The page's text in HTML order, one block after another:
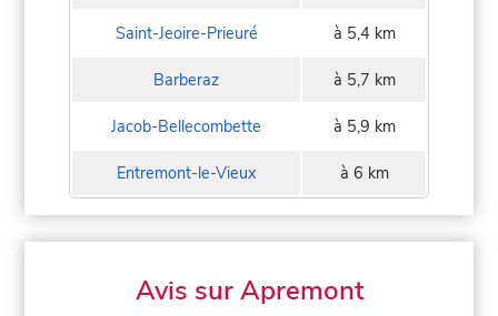
Saint-Jeoire-Prieuré à 5,4 km
Barberaz à 5,7 km
Jacob-Bellecombette à 5,9 km
Entremont-le-Vieux à 6 km
Avis sur Apremont